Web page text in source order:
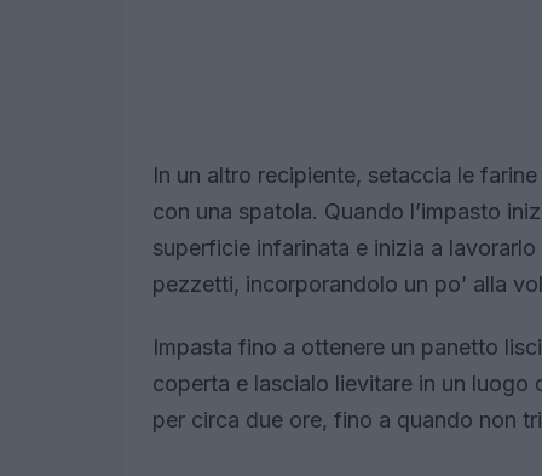
In un altro recipiente, setaccia le
con una spatola. Quando l’impasto
superficie infarinata e inizia a
pezzetti, incorporandolo un po’ alla
Impasta fino a ottenere un panetto
coperta e lascialo lievitare in un
per circa due ore, fino a quando non